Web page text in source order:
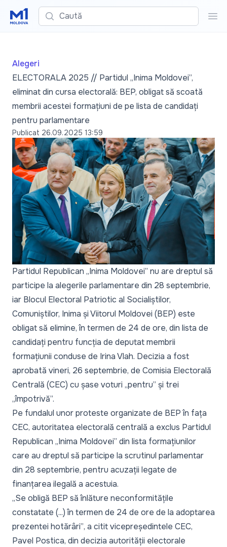
Caută
Alegeri
ELECTORALA 2025 // Partidul „Inima Moldovei”,
eliminat din cursa electorală: BEP, obligat să scoată
membrii acestei formațiuni de pe lista de candidați
pentru parlamentare
Publicat 26.09.2025 13:59
Partidul Republican „Inima Moldovei” nu are dreptul să
participe la alegerile parlamentare din 28 septembrie,
iar Blocul Electoral Patriotic al Socialiștilor,
Comuniștilor, Inima și Viitorul Moldovei (BEP) este
obligat să elimine, în termen de 24 de ore, din lista de
candidați pentru funcția de deputat membrii
formațiunii conduse de Irina Vlah. Decizia a fost
aprobată vineri, 26 septembrie, de Comisia Electorală
Centrală (CEC) cu șase voturi „pentru” și trei
„împotrivă”.
Pe fundalul unor proteste organizate de BEP în fața
CEC, autoritatea electorală centrală a exclus Partidul
Republican „Inima Moldovei” din lista formațiunilor
care au dreptul să participe la scrutinul parlamentar
din 28 septembrie, pentru acuzații legate de
finanțarea ilegală a acestuia.
„Se obligă BEP să înlăture neconformitățile
constatate (...) în termen de 24 de ore de la adoptarea
prezentei hotărâri”, a citit vicepreședintele CEC,
Pavel Postica, din decizia autorității electorale